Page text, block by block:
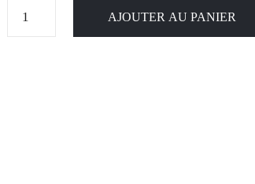
AJOUTER AU PANIER